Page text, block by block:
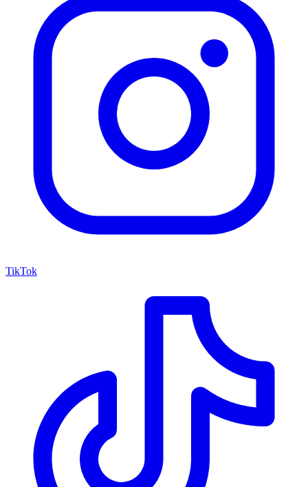
TikTok